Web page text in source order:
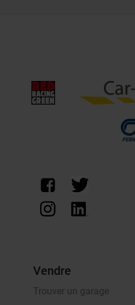
Vendre
Trouver un garage